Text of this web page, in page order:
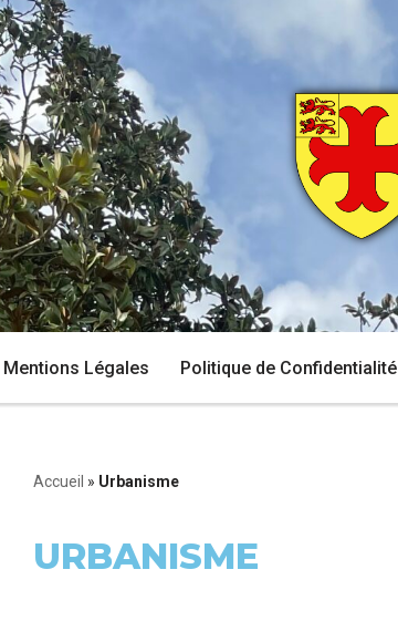
Mentions Légales Politique de Confidentialité
Accueil » Urbanisme
URBANISME